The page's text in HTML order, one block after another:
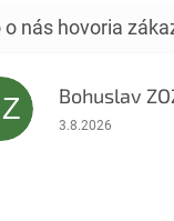
Bohuslav
Hodnotenie
3.8.2026